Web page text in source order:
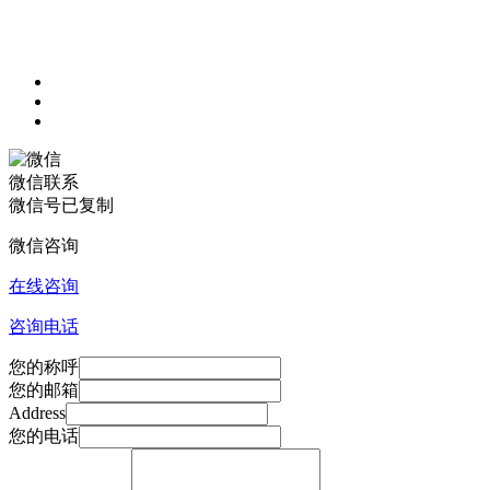
微信联系
微信号已复制
微信咨询
在线咨询
咨询电话
您的称呼
您的邮箱
Address
您的电话